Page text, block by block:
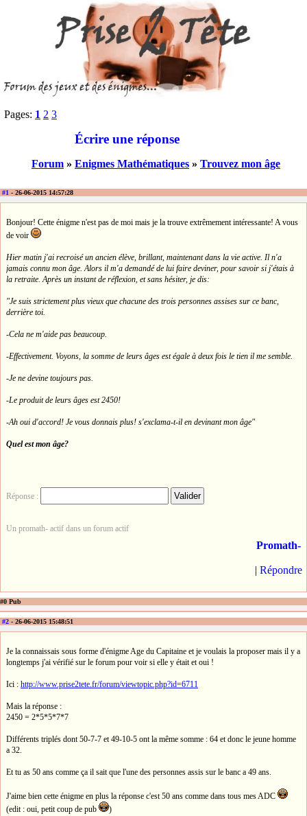
Pages: 1 2 3
Écrire une réponse
Forum » Enigmes Mathématiques » Trouvez mon âge
#1 - 26-06-2015 14:57:28
Bonjour! Cette énigme n'est pas de moi mais je la trouve extrêmement intéressante! A vous
de voir
Hier matin j'ai recroisé un ancien élève, brillant, maintenant dans la vie active. Il n'a
jamais connu mon âge. Alors il m'a demandé de lui faire deviner, pour savoir si j'étais à
la retraite. Après un instant de réflexion, et sans hésiter, je dis:
"Je suis strictement plus vieux que chacune des trois personnes assises sur ce banc,
derrière toi.
-Cela ne m'aide pas beaucoup.
-Effectivement. Voyons, la somme de leurs âges est égale à deux fois le tien il me semble.
-Je ne devine toujours pas.
-Le produit de leurs âges est 2450!
-Ah oui d'accord! Je vous donnais plus! s'exclama-t-il en devinant mon âge"
Quel est mon âge?
Réponse :
Un promath- actif dans un forum actif
Promath-
| Répondre
#0 Pub
#2 - 26-06-2015 15:48:51
Je la connaissais sous forme d'énigme Age du Capitaine et je voulais la proposer mais il y a
longtemps j'ai vérifié sur le forum pour voir si elle y était et oui !
Ici : http://www.prise2tete.fr/forum/viewtopic.php?id=6711
Mais la réponse :
2450 = 2*5*5*7*7
Différents triplés dont 50-7-7 et 49-10-5 ont la même somme : 64 et donc le jeune homme
a 32.
Et tu as 50 ans comme ça il sait que l'une des personnes assis sur le banc a 49 ans.
J'aime bien cette énigme en plus la réponse c'est 50 ans comme dans tous mes ADC
(edit : oui, petit coup de pub
)